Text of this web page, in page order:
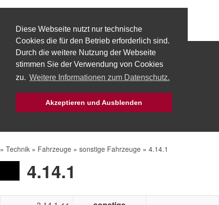
Diese Webseite nutzt nur technische
Cookies die für den Betrieb erforderlich sind.
Durch die weitere Nutzung der Webseite
stimmen Sie der Verwendung von Cookies
zu. Weitere Informationen zum Datenschutz.
Akzeptieren und Ausblenden
Start Über uns Fachbereiche
» Technik » Fahrzeuge » sonstige Fahrzeuge » 4.14.1
4.14.1